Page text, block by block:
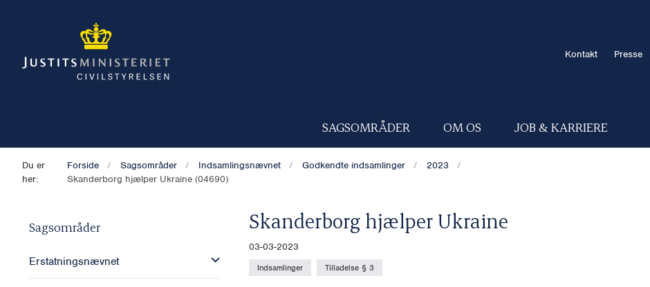
Kontakt Presse
SAGSOMRÅDER OM OS JOB & KARRIERE
Du er
her:
Forside Sagsområder Indsamlingsnævnet Godkendte indsamlinger
2023
Skanderborg hjælper Ukraine (04690)
Sagsområder
Erstatningsnævnet
Skanderborg hjælper Ukraine
03-03-2023
Indsamlinger Tilladelse § 3